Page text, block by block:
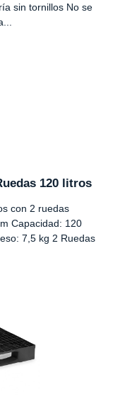
sin tornillos No se
120 litros
con 2 ruedas
Capacidad: 120
7,5 kg 2 Ruedas